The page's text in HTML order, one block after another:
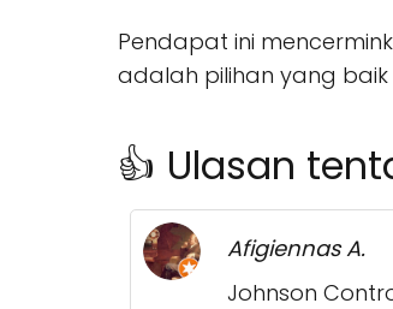
Pendapat ini
adalah pilihan yang
👍 Ulasan
Afigiennas A.
Johnson